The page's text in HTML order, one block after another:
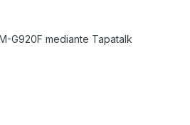
G920F mediante Tapatalk